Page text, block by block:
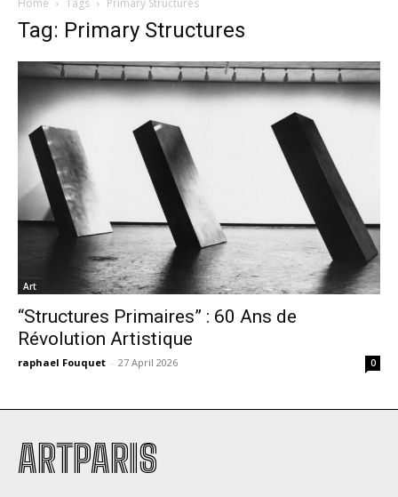
Tag: Primary Structures
Art
“Structures Primaires” : 60 Ans de
Révolution Artistique
raphael Fouquet - 27 April 2026 0
ARTPARIS